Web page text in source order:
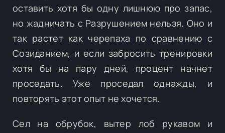
оставить хотя бы одну лишнюю про запас,
но жадничать с Разрушением нельзя. Оно и
так растет как черепаха по сравнению с
Созиданием, и если забросить тренировки
хотя бы на пару дней, процент начнет
проседать. Уже проседал однажды, и
повторять этот опыт не хочется.
Сел на обрубок, вытер лоб рукавом и